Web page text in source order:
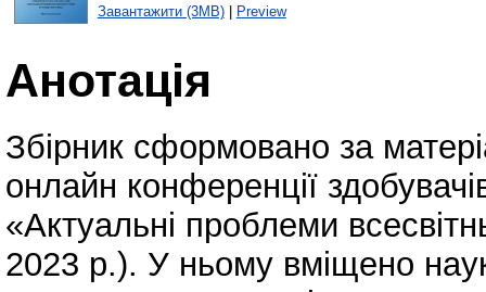
Завантажити (3MB)| Preview
Анотація
Збірник сформовано за
онлайн конференції
«Актуальні проблеми
2023 р.). У ньому вміщено